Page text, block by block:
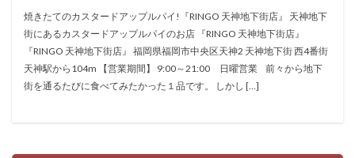
焼きたてのカスタードアップルパイ!『RINGO 天神地下街店』 天神地下
街にあるカスタードアップルパイのお店 『RINGO 天神地下街店』
『RINGO 天神地下街店』 福岡県福岡市中央区天神2 天神地下街 西4番街
天神駅から104m 【営業期間】 9:00～21:00 日曜営業 前々から地下
街を通るたびに食べてみたかった１品です。 しかし […]